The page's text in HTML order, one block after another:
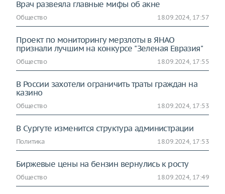
Врач развеяла главные мифы об акне
Общество 18.09.2024, 17:57
Проект по мониторингу мерзлоты в ЯНАО
признали лучшим на конкурсе "Зеленая Евразия"
Общество 18.09.2024, 17:55
В России захотели ограничить траты граждан на
казино
Общество 18.09.2024, 17:53
В Сургуте изменится структура администрации
Политика 18.09.2024, 17:53
Биржевые цены на бензин вернулись к росту
Общество 18.09.2024, 17:49